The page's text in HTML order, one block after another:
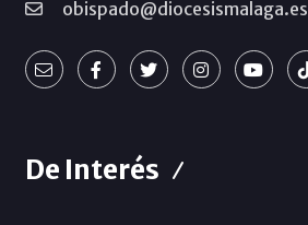
obispado@diocesismalaga.es
De Interés